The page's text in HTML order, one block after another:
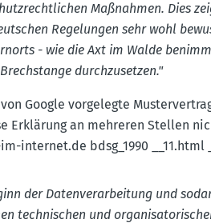
Maßnahmen. Dies
Regelungen sehr wohl
- wie die Axt im Walde
durch­zu­setzen."
Google vorge­legte
Erklärung an mehreren Stellen
​internet.​de bdsg_1990
der Daten­ver­ar­beitung und
techni­schen und